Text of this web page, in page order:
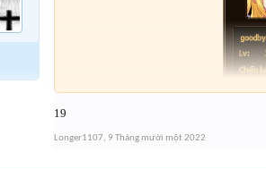
19
Longer1107, 9 Tháng mười một 2022